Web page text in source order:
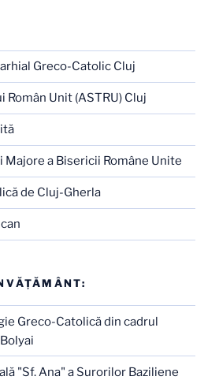
Greco-Catolic Cluj
Unit (ASTRU) Cluj
a Bisericii Române Unite
de Cluj-Gherla
Greco-Catolică din cadrul
"Sf. Ana" a Surorilor Baziliene